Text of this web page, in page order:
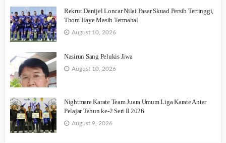
Rekrut Danijel Loncar Nilai Pasar Skuad Persib Tertinggi,
Thom Haye Masih Termahal
August 10, 2026
Nasirun Sang Pelukis Jiwa
August 10, 2026
Nightmare Karate Team Juara Umum Liga Karate Antar
Pelajar Tahun ke-2 Seri II 2026
August 9, 2026